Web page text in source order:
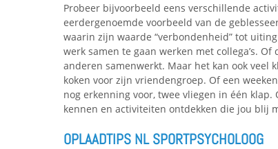
Probeer bijvoorbeeld eens verschillende
eerdergenoemde voorbeeld van de
waarin zijn waarde “verbondenheid” tot
werk samen te gaan werken met collega’s.
anderen samenwerkt. Maar het kan ook veel
koken voor zijn vriendengroep. Of een
nog erkenning voor, twee vliegen in één
kennen en activiteiten ontdekken die jou blij
OPLAADTIPS NL SPORTPSYCHOLOOG